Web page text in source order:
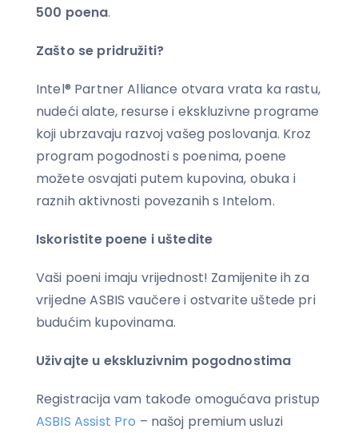
500 poena.
Zašto se pridružiti?
Intel® Partner Alliance otvara vrata ka rastu,
nudeći alate, resurse i ekskluzivne programe
koji ubrzavaju razvoj vašeg poslovanja. Kroz
program pogodnosti s poenima, poene
možete osvajati putem kupovina, obuka i
raznih aktivnosti povezanih s Intelom.
Iskoristite poene i uštedite
Vaši poeni imaju vrijednost! Zamijenite ih za
vrijedne ASBIS vaučere i ostvarite uštede pri
budućim kupovinama.
Uživajte u ekskluzivnim pogodnostima
Registracija vam takođe omogućava pristup
ASBIS Assist Pro – našoj premium usluzi